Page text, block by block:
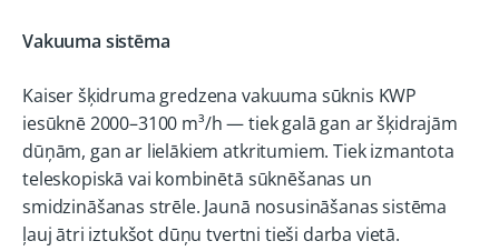
Vakuuma sistēma
Kaiser šķidruma gredzena vakuuma sūknis KWP
iesūknē 2000–3100 m³/h — tiek galā gan ar šķidrajām
dūņām, gan ar lielākiem atkritumiem. Tiek izmantota
teleskopiskā vai kombinētā sūknēšanas un
smidzināšanas strēle. Jaunā nosusināšanas sistēma
ļauj ātri iztukšot dūņu tvertni tieši darba vietā.